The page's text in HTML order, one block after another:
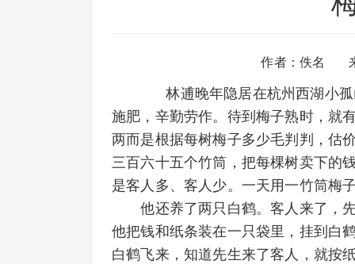
作者：佚名
林逋晚年隐居在杭州西湖小孤
施肥，辛勤劳作。待到梅子熟时，就
两而是根据每树梅子多少毛判判，估
三百六十五个竹筒，把每棵树卖下的
是客人多、客人少。一天用一竹筒梅
他还养了两只白鹤。客人来了，先
他把钱和纸条装在一只袋里，挂到白
白鹤飞来，知道先生来了客人，就按